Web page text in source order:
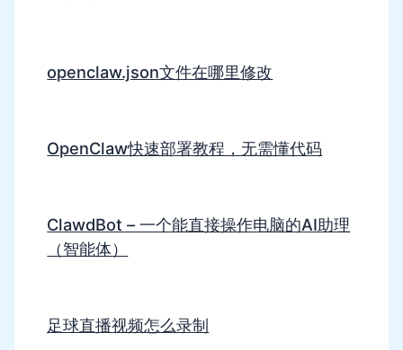
openclaw.json文件在哪里修改
OpenClaw快速部署教程，无需懂代码
ClawdBot – 一个能直接操作电脑的AI助理
（智能体）
足球直播视频怎么录制